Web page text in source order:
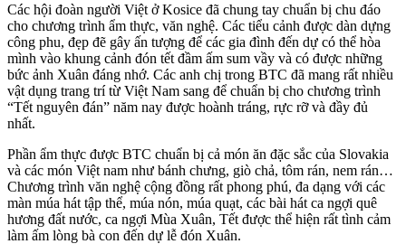
Các hội đoàn người Việt ở Kosice đã chung tay chuẩn bị chu đáo
cho chương trình ẩm thực, văn nghệ. Các tiểu cảnh được dàn dựng
công phu, đẹp đẽ gây ấn tượng để các gia đình đến dự có thể hòa
mình vào khung cảnh đón tết đầm ấm sum vầy và có được những
bức ảnh Xuân đáng nhớ. Các anh chị trong BTC đã mang rất nhiều
vật dụng trang trí từ Việt Nam sang để chuẩn bị cho chương trình
“Tết nguyên đán” năm nay được hoành tráng, rực rỡ và đầy đủ
nhất.
Phần ẩm thực được BTC chuẩn bị cả món ăn đặc sắc của Slovakia
và các món Việt nam như bánh chưng, giò chả, tôm rán, nem rán…
Chương trình văn nghệ cộng đồng rất phong phú, đa dạng với các
màn múa hát tập thể, múa nón, múa quạt, các bài hát ca ngợi quê
hương đất nước, ca ngợi Mùa Xuân, Tết được thể hiện rất tình cảm
làm ấm lòng bà con đến dự lễ đón Xuân.